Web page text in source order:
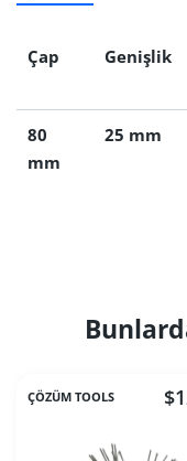
Çap Genişlik
80
mm
25 mm
ÇÖZÜM TOOLS